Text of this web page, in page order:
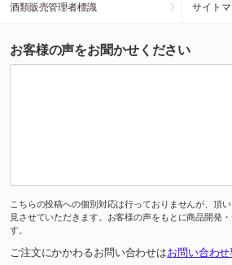
酒類販売管理者標識 サイト
お客様の声をお聞かせください
こちらの投稿への個別対応は行っておりませんが、頂
見させていただきます。お客様の声をもとに商品開発
す。
ご注文にかかわるお問い合わせはお問い合わ